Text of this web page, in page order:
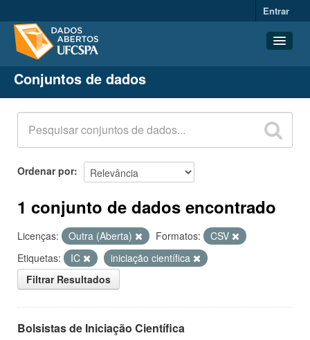
Entrar
Conjuntos de dados
Organizações
Grupos
Sobre
Conjuntos de dados
Ordenar por
1 conjunto de dados encontrado
Licenças: Outra (Aberta) Formatos:
CSV
Etiquetas:
IC
iniciação científica
Filtrar Resultados
Bolsistas de Iniciação Científica